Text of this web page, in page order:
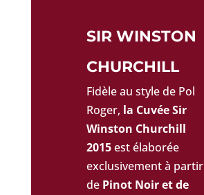
SIR WINSTON
CHURCHILL
Fidèle au style de Pol
Roger, la Cuvée Sir
Winston Churchill
2015est élaborée
exclusivement à partir
de Pinot Noir et de